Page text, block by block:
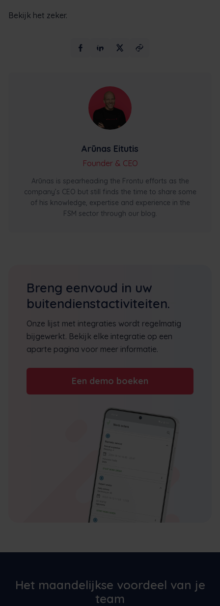
Bekijk het zeker.
Arūnas Eitutis
Founder & CEO
Arūnas is spearheading the Frontu efforts as the
company’s CEO but still finds the time to share some
of his knowledge, expertise and experience in the
FSM sector through our blog.
Breng eenvoud in uw
buitendienstactiviteiten.
Onze lijst met integraties wordt regelmatig
bijgewerkt. Bekijk elke integratie op een
aparte pagina voor meer informatie.
Een demo boeken
Het maandelijkse voordeel van je
team